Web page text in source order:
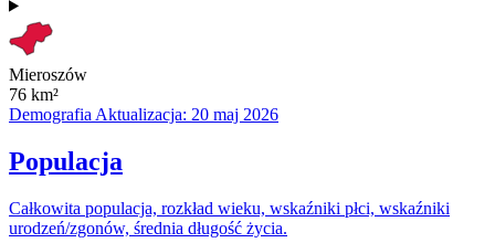
Mieroszów
76 km²
Demografia Aktualizacja: 20 maj 2026
Populacja
Całkowita populacja, rozkład wieku, wskaźniki płci, wskaźniki
urodzeń/zgonów, średnia długość życia.